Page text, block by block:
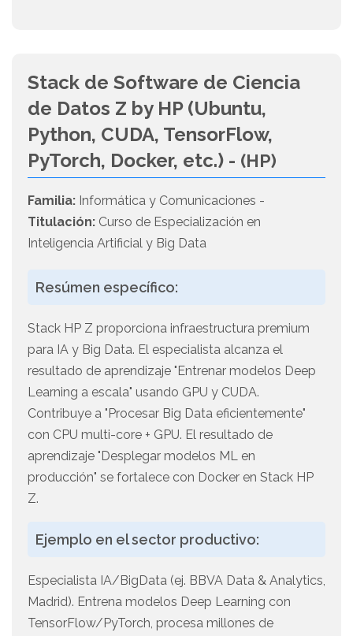
Stack de Software de Ciencia
de Datos Z by HP (Ubuntu,
Python, CUDA, TensorFlow,
PyTorch, Docker, etc.) - (HP)
Familia: Informática y Comunicaciones -
Titulación: Curso de Especialización en
Inteligencia Artificial y Big Data
Resúmen específico:
Stack HP Z proporciona infraestructura premium
para IA y Big Data. El especialista alcanza el
resultado de aprendizaje "Entrenar modelos Deep
Learning a escala" usando GPU y CUDA.
Contribuye a "Procesar Big Data eficientemente"
con CPU multi-core + GPU. El resultado de
aprendizaje "Desplegar modelos ML en
producción" se fortalece con Docker en Stack HP
Z.
Ejemplo en el sector productivo:
Especialista IA/BigData (ej. BBVA Data & Analytics,
Madrid). Entrena modelos Deep Learning con
TensorFlow/PyTorch, procesa millones de